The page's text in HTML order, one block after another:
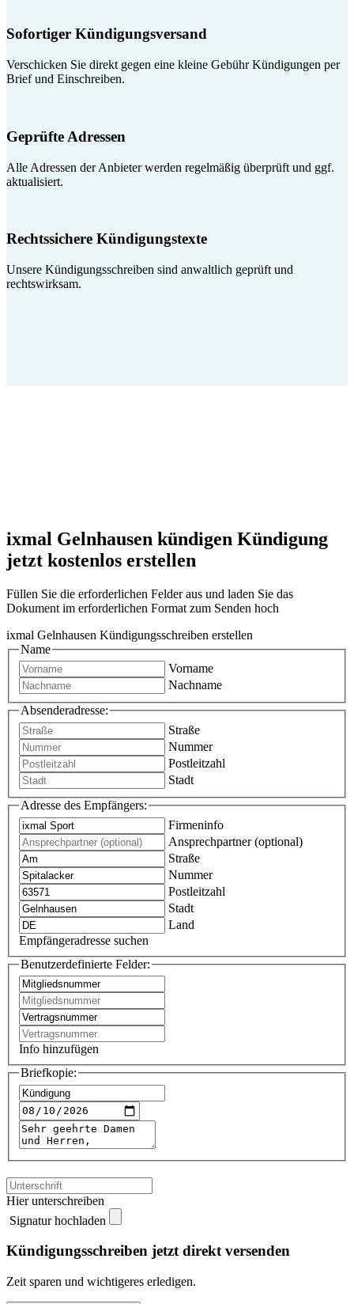
Sofortiger Kündigungsversand
Verschicken Sie direkt gegen eine kleine Gebühr Kündigungen per
Brief und Einschreiben.
Geprüfte Adressen
Alle Adressen der Anbieter werden regelmäßig überprüft und ggf.
aktualisiert.
Rechtssichere Kündigungstexte
Unsere Kündigungsschreiben sind anwaltlich geprüft und
rechtswirksam.
ixmal Gelnhausen kündigen Kündigung
jetzt kostenlos erstellen
Füllen Sie die erforderlichen Felder aus und laden Sie das
Dokument im erforderlichen Format zum Senden hoch
ixmal Gelnhausen Kündigungsschreiben erstellen
Name
Vorname
Nachname
Absenderadresse:
Straße
Nummer
Postleitzahl
Stadt
Adresse des Empfängers:
Firmeninfo
Ansprechpartner (optional)
Straße
Nummer
Postleitzahl
Stadt
Land
Empfängeradresse suchen
Benutzerdefinierte Felder:
Info hinzufügen
Briefkopie:
Hier unterschreiben
Signatur hochladen
Kündigungsschreiben jetzt direkt versenden
Zeit sparen und wichtigeres erledigen.